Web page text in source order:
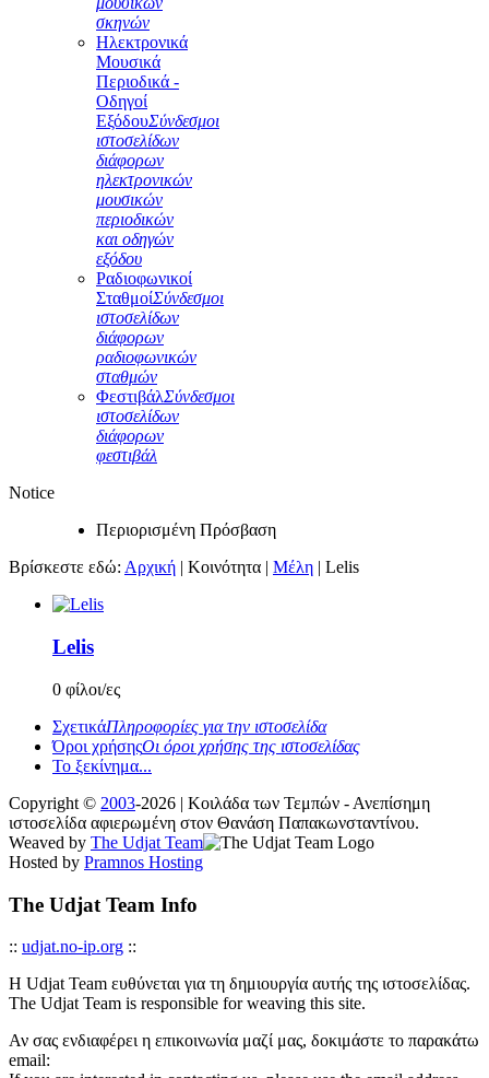
σκηνών
Ηλεκτρονικά
Μουσικά
Περιοδικά -
Οδηγοί
ΕξόδουΣύνδεσμοι
ιστοσελίδων
διάφορων
ηλεκτρονικών
μουσικών
περιοδικών
και οδηγών
εξόδου
Ραδιοφωνικοί
ΣταθμοίΣύνδεσμοι
ιστοσελίδων
διάφορων
ραδιοφωνικών
σταθμών
ΦεστιβάλΣύνδεσμοι
ιστοσελίδων
διάφορων
φεστιβάλ
Notice
Περιορισμένη Πρόσβαση
Βρίσκεστε εδώ: Αρχική | Κοινότητα | Μέλη | Lelis
Lelis
0 φίλοι/ες
ΣχετικάΠληροφορίες για την ιστοσελίδα
Όροι χρήσηςΟι όροι χρήσης της ιστοσελίδας
Το ξεκίνημα...
Copyright © 2003-2026 | Κοιλάδα των Τεμπών - Ανεπίσημη
ιστοσελίδα αφιερωμένη στον Θανάση Παπακωνσταντίνου.
Weaved by The Udjat Team
Hosted by Pramnos Hosting
The Udjat Team Info
:: udjat.no-ip.org ::
Η Udjat Team ευθύνεται για τη δημιουργία αυτής της ιστοσελίδας.
The Udjat Team is responsible for weaving this site.
Αν σας ενδιαφέρει η επικοινωνία μαζί μας, δοκιμάστε το παρακάτω
email: